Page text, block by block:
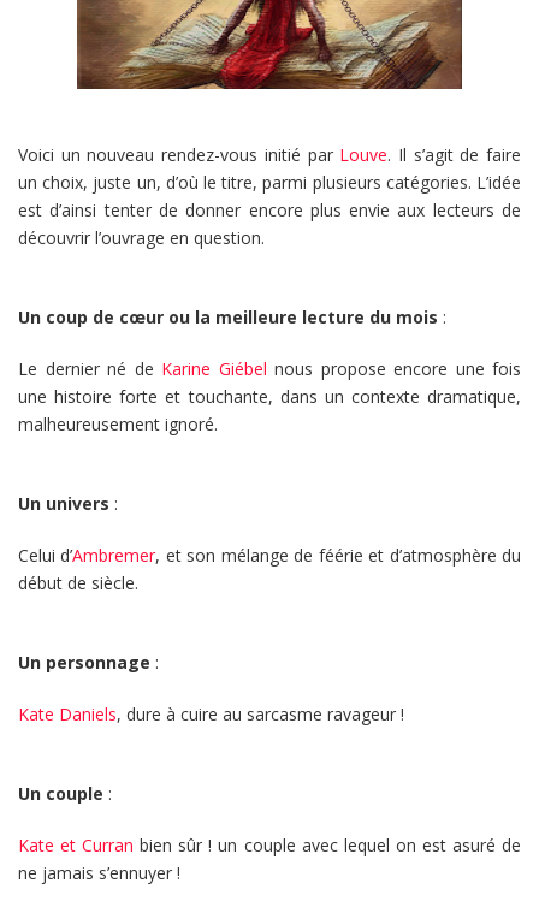
Voici un nouveau rendez-vous initié par Louve. Il s’agit de faire
un choix, juste un, d’où le titre, parmi plusieurs catégories. L’idée
est d’ainsi tenter de donner encore plus envie aux lecteurs de
découvrir l’ouvrage en question.
Un coup de cœur ou la meilleure lecture du mois :
Le dernier né de Karine Giébel nous propose encore une fois
une histoire forte et touchante, dans un contexte dramatique,
malheureusement ignoré.
Un univers :
Celui d’Ambremer, et son mélange de féérie et d’atmosphère du
début de siècle.
Un personnage :
Kate Daniels, dure à cuire au sarcasme ravageur !
Un couple :
Kate et Curran bien sûr ! un couple avec lequel on est asuré de
ne jamais s’ennuyer !